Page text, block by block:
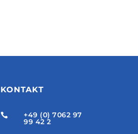
KONTAKT
 +49 (0) 7062 97
99 42 2